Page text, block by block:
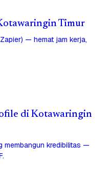
Timur
— hemat jam kerja,
di Kotawaringin
membangun kredibilitas —